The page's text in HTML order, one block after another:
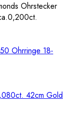
Ohrstecker
Ohrringe 18-
42cm Gold